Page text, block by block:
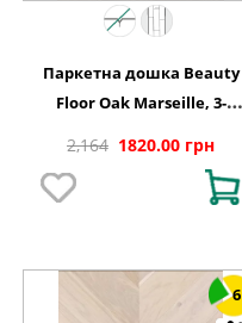
Паркетна дошка Beauty
Floor Oak Marseille, 3-
2,164 1820.00 грн
6